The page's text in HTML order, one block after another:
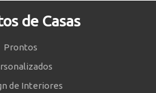
de Casas
Prontos
de Interiores